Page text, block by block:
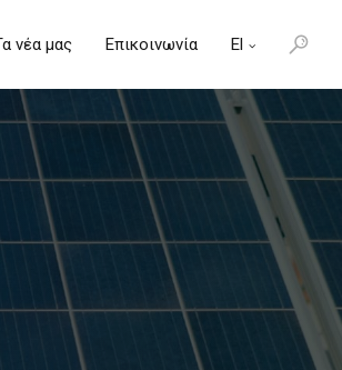
νέα μας Επικοινωνία El
En